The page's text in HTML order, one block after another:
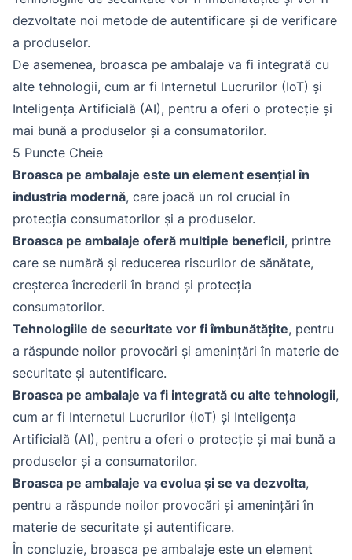
dezvoltate noi metode de autentificare și de verificare
a produselor.
De asemenea, broasca pe ambalaje va fi integrată cu
alte tehnologii, cum ar fi Internetul Lucrurilor (IoT) și
Inteligența Artificială (AI), pentru a oferi o protecție și
mai bună a produselor și a consumatorilor.
5 Puncte Cheie
Broasca pe ambalaje este un element esențial în
industria modernă, care joacă un rol crucial în
protecția consumatorilor și a produselor.
Broasca pe ambalaje oferă multiple beneficii, printre
care se numără și reducerea riscurilor de sănătate,
creșterea încrederii în brand și protecția
consumatorilor.
Tehnologiile de securitate vor fi îmbunătățite, pentru
a răspunde noilor provocări și amenințări în materie de
securitate și autentificare.
Broasca pe ambalaje va fi integrată cu alte tehnologii,
cum ar fi Internetul Lucrurilor (IoT) și Inteligența
Artificială (AI), pentru a oferi o protecție și mai bună a
produselor și a consumatorilor.
Broasca pe ambalaje va evolua și se va dezvolta,
pentru a răspunde noilor provocări și amenințări în
materie de securitate și autentificare.
În concluzie, broasca pe ambalaje este un element